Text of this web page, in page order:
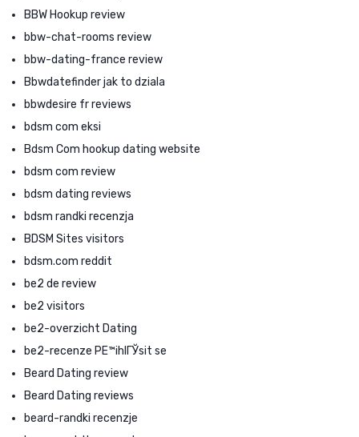
BBW Hookup review
bbw-chat-rooms review
bbw-dating-france review
Bbwdatefinder jak to dziala
bbwdesire fr reviews
bdsm com eksi
Bdsm Com hookup dating website
bdsm com review
bdsm dating reviews
bdsm randki recenzja
BDSM Sites visitors
bdsm.com reddit
be2 de review
be2 visitors
be2-overzicht Dating
be2-recenze PЕ™ihlГЎsit se
Beard Dating review
Beard Dating reviews
beard-randki recenzje